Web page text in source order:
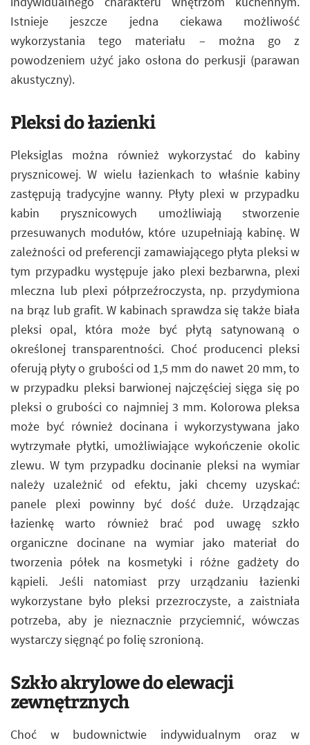
Istnieje jeszcze jedna ciekawa możliwość
wykorzystania tego materiału – można go z
powodzeniem użyć jako osłona do perkusji (parawan
akustyczny).
Pleksi do łazienki
Pleksiglas można również wykorzystać do kabiny
prysznicowej. W wielu łazienkach to właśnie kabiny
zastępują tradycyjne wanny. Płyty plexi w przypadku
kabin prysznicowych umożliwiają stworzenie
przesuwanych modułów, które uzupełniają kabinę. W
zależności od preferencji zamawiającego płyta pleksi w
tym przypadku występuje jako plexi bezbarwna, plexi
mleczna lub plexi półprzeźroczysta, np. przydymiona
na brąz lub grafit. W kabinach sprawdza się także biała
pleksi opal, która może być płytą satynowaną o
określonej transparentności. Choć producenci pleksi
oferują płyty o grubości od 1,5 mm do nawet 20 mm, to
w przypadku pleksi barwionej najczęściej sięga się po
pleksi o grubości co najmniej 3 mm. Kolorowa pleksa
może być również docinana i wykorzystywana jako
wytrzymałe płytki, umożliwiające wykończenie okolic
zlewu. W tym przypadku docinanie pleksi na wymiar
należy uzależnić od efektu, jaki chcemy uzyskać:
panele plexi powinny być dość duże. Urządzając
łazienkę warto również brać pod uwagę szkło
organiczne docinane na wymiar jako materiał do
tworzenia półek na kosmetyki i różne gadżety do
kąpieli. Jeśli natomiast przy urządzaniu łazienki
wykorzystane było pleksi przezroczyste, a zaistniała
potrzeba, aby je nieznacznie przyciemnić, wówczas
wystarczy sięgnąć po folię szronioną.
Szkło akrylowe do elewacji
zewnętrznych
Choć w budownictwie indywidualnym oraz w